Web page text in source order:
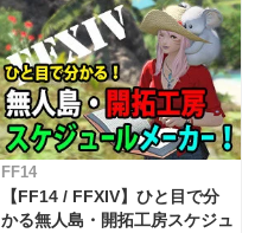
FF14
【FF14 / FFXIV】ひと目で分
かる無人島・開拓工房スケジュ